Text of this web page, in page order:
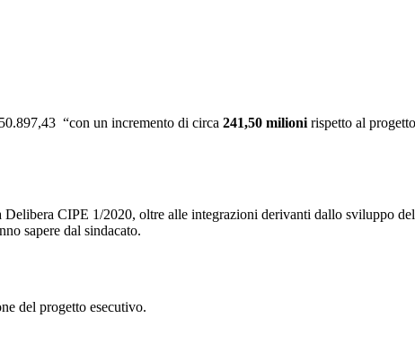
“con un incremento di circa 241,50 milioni rispetto al
CIPE 1/2020, oltre alle integrazioni derivanti dallo sviluppo
sapere dal sindacato.
del progetto esecutivo.